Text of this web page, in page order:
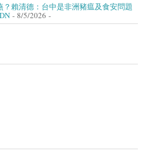
？賴清德：台中是非洲豬瘟及食安問題
- 8/5/2026 -